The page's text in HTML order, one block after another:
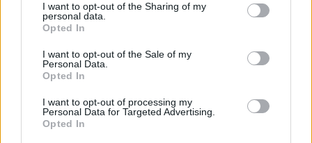
I want to opt-out of the Sharing of my
personal data.
Opted In
I want to opt-out of the Sale of my
Personal Data.
Opted In
I want to opt-out of processing my
Personal Data for Targeted Advertising.
Opted In